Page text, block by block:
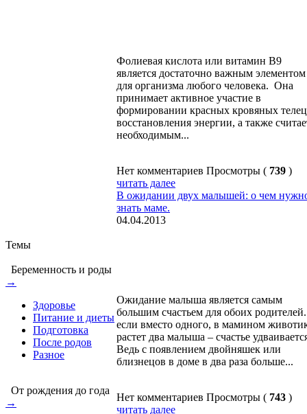
Темы
Беременность и роды
→
Здоровье
Питание и диеты
Подготовка
После родов
Разное
От рождения до года
→
Фолиевая кислота или витамин В9
является достаточно важным элементом
для организма любого человека. Она
принимает активное участие в
формировании красных кровяных
восстановления энергии, а также
необходимым...
Нет комментариев Просмотры ( 739 )
читать далее
В ожидании двух малышей: о чем
знать маме.
04.04.2013
Ожидание малыша является самым
большим счастьем для обоих
если вместо одного, в мамином
растет два малыша – счастье
Ведь с появлением двойняшек или
близнецов в доме в два раза больше...
Нет комментариев Просмотры ( 743 )
читать далее